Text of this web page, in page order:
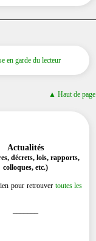
en garde du lecteur
▲ Haut de page
Actualités
décrets, lois, rapports,
colloques, etc.)
pour retrouver toutes les